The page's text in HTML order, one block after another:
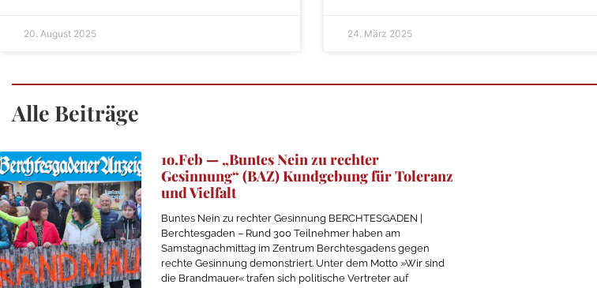
20. August 2025 24. März 2025
Alle Beiträge
1o.Feb — „Buntes Nein zu rechter
Gesinnung“ (BAZ) Kundgebung für Toleranz
und Vielfalt
Buntes Nein zu rechter Gesinnung BERCHTESGADEN |
Berchtesgaden – Rund 300 Teilnehmer haben am
Samstagnachmittag im Zentrum Berchtesgadens gegen
rechte Gesinnung demonstriert. Unter dem Motto »Wir sind
die Brandmauer« trafen sich politische Vertreter auf